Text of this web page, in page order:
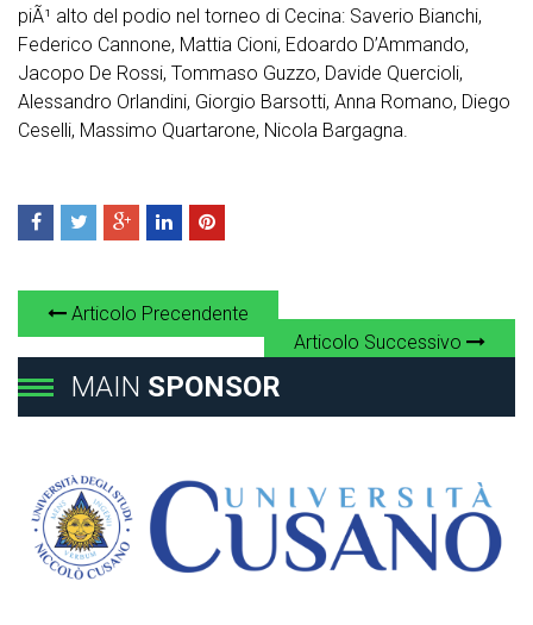
piÃ¹ alto del podio nel torneo di Cecina: Saverio Bianchi,
Federico Cannone, Mattia Cioni, Edoardo D’Ammando,
Jacopo De Rossi, Tommaso Guzzo, Davide Quercioli,
Alessandro Orlandini, Giorgio Barsotti, Anna Romano, Diego
Ceselli, Massimo Quartarone, Nicola Bargagna.
Articolo Precendente
Articolo Successivo
MAIN SPONSOR